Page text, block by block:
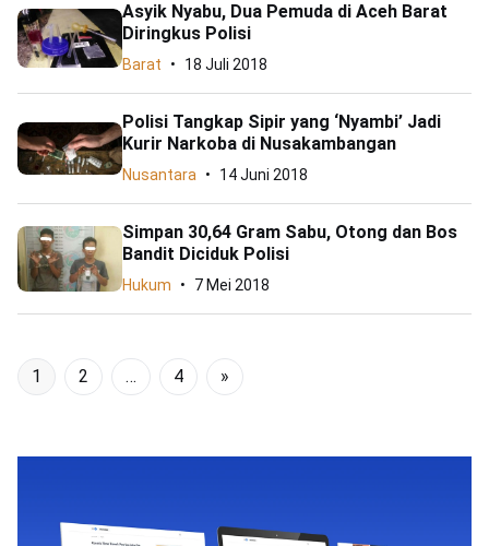
Asyik Nyabu, Dua Pemuda di Aceh Barat
Diringkus Polisi
Barat 18 Juli 2018
Polisi Tangkap Sipir yang ‘Nyambi’ Jadi
Kurir Narkoba di Nusakambangan
Nusantara 14 Juni 2018
Simpan 30,64 Gram Sabu, Otong dan Bos
Bandit Diciduk Polisi
Hukum 7 Mei 2018
1 2 … 4 »